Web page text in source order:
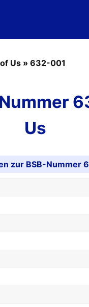
Us » 632-001
Us
zur BSB-Nummer